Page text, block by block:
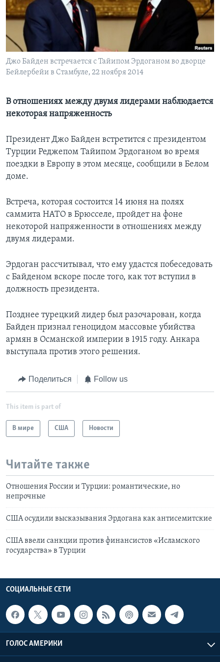
Learning English
СОЦИАЛЬНЫЕ СЕТИ
Джо Байден встречается с Тайипом Эрдоганом во дворце
Бейлербейи в Стамбуле, 22 ноября 2014
В отношениях между двумя лидерами наблюдается
некоторая напряженность
Президент Джо Байден встретится с президентом
Турции Реджепом Тайипом Эрдоганом во время
поездки в Европу в этом месяце, сообщили в Белом
доме.
Встреча, которая состоится 14 июня на полях
саммита НАТО в Брюсселе, пройдет на фоне
некоторой напряженности в отношениях между
двумя лидерами.
Эрдоган рассчитывал, что ему удастся побеседовать
с Байденом вскоре после того, как тот вступил в
должность президента.
Позднее турецкий лидер был разочарован, когда
Байден признал геноцидом массовые убийства
армян в Османской империи в 1915 году. Анкара
выступала против этого решения.
Поделиться Follow us
This item is part of
В мире США Новости
Читайте также
Отношения России и Турции: романтические, но
непрочные
США осудили высказывания Эрдогана как антисемитские
США ввели санкции против финансистов «Исламского
государства» в Турции
СОЦИАЛЬНЫЕ СЕТИ
ГОЛОС АМЕРИКИ